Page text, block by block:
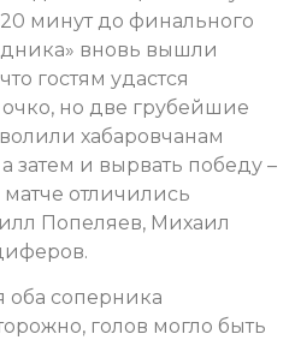
минут до финального
вновь вышли
гостям удастся
но две грубейшие
хабаровчанам
затем и вырвать победу –
отличились
Попеляев, Михаил
оба соперника
голов могло быть